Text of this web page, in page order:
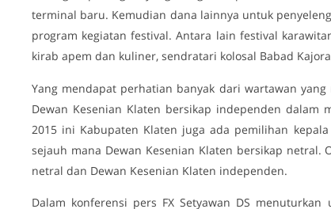
terminal baru. Kemudian dana lainnya untuk
program kegiatan festival. Antara lain festival
kirab apem dan kuliner, sendratari kolosal Babad
Yang mendapat perhatian banyak dari wartawan
Dewan Kesenian Klaten bersikap independen
2015 ini Kabupaten Klaten juga ada pemilihan
sejauh mana Dewan Kesenian Klaten bersikap netral.
netral dan Dewan Kesenian Klaten independen.
Dalam konferensi pers FX Setyawan DS